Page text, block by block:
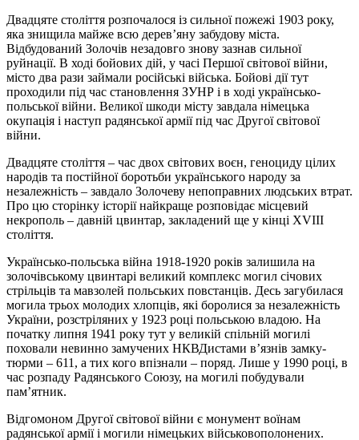
Двадцяте століття розпочалося із сильної пожежі 1903 року,
яка знищила майже всю дерев’яну забудову міста.
Відбудований Золочів незадовго знову зазнав сильної
руйнації. В ході бойових дій, у часі Першої світової війни,
місто два рази займали російські війська. Бойові дії тут
проходили під час становлення ЗУНР і в ході українсько-
польської війни. Великої шкоди місту завдала німецька
окупація і наступ радянської армії під час Другої світової
війни.
Двадцяте століття – час двох світових воєн, геноциду цілих
народів та постійної боротьби українського народу за
незалежність – завдало Золочеву непоправних людських втрат.
Про цю сторінку історії найкраще розповідає місцевий
некрополь – давній цвинтар, закладений ще у кінці XVIII
століття.
Українсько-польська війна 1918-1920 років залишила на
золочівському цвинтарі великий комплекс могил січових
стрільців та мавзолей польських повстанців. Десь загубилася
могила трьох молодих хлопців, які боролися за незалежність
України, розстріляних у 1923 році польською владою. На
початку липня 1941 року тут у великій спільній могилі
поховали невинно замучених НКВДистами в’язнів замку-
тюрми – 611, а тих кого впізнали – поряд. Лише у 1990 році, в
час розпаду Радянського Союзу, на могилі побудували
пам’ятник.
Відгомоном Другої світової війни є монумент воїнам
радянської армії і могили німецьких військовополонених.